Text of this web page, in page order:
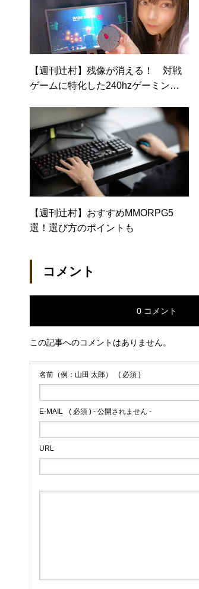
【週刊辻村】残像が消える！ 対戦
ゲームに特化した240hzゲーミング
【週刊辻村】おすすめMMORPG5
選！選び方のポイントも
コメント
0 コメント
この記事へのコメントはありません。
名前（例：山田 太郎） ( 必須 )
E-MAIL ( 必須 ) - 公開されません -
URL